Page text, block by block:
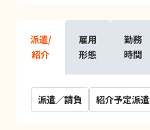
派遣/
紹介
雇用
形態
勤務
時間
派遣／請負 紹介予定派遣